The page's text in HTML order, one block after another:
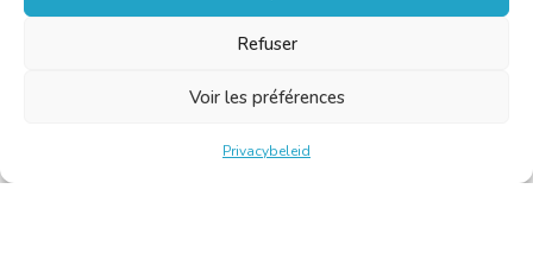
Refuser
Voir les préférences
Privacybeleid